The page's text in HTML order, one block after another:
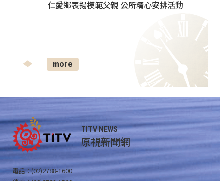
仁愛鄉表揚模範父親 公所精心安排活動
more
TITV NEWS
原視新聞網
電話：(02)2788-1600